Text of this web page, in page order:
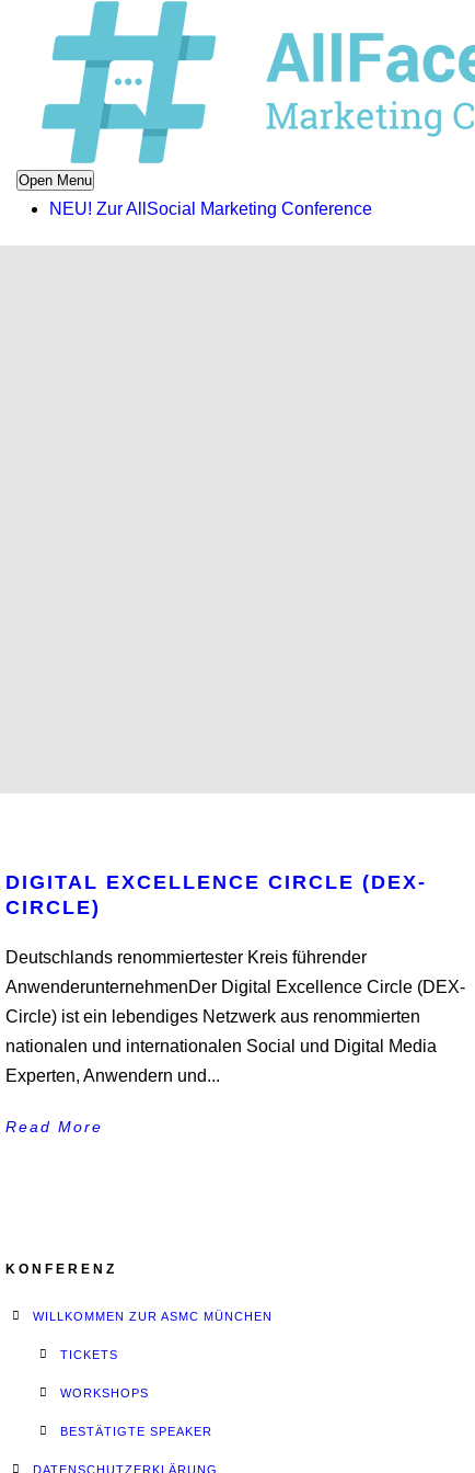
Open Menu
NEU! Zur AllSocial Marketing Conference
DIGITAL EXCELLENCE CIRCLE (DEX-
CIRCLE)
Deutschlands renommiertester Kreis führender
AnwenderunternehmenDer Digital Excellence Circle (DEX-
Circle) ist ein lebendiges Netzwerk aus renommierten
nationalen und internationalen Social und Digital Media
Experten, Anwendern und...
Read More
KONFERENZ
WILLKOMMEN ZUR ASMC MÜNCHEN
TICKETS
WORKSHOPS
BESTÄTIGTE SPEAKER
DATENSCHUTZERKLÄRUNG